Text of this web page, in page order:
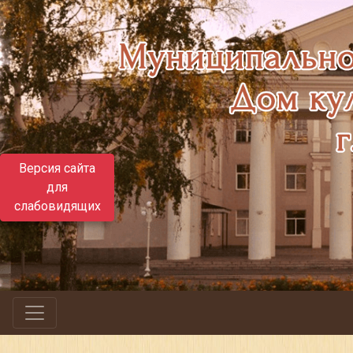
Версия сайта
для
слабовидящих